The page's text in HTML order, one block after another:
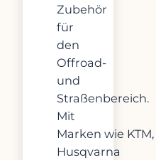
Zubehör
für
den
Offroad-
und
Straßenbereich.
Mit
Marken wie KTM,
Husqvarna